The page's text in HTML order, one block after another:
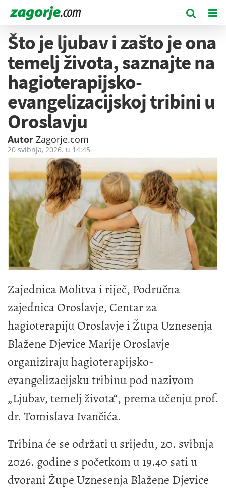
Što je ljubav i zašto je ona
temelj života, saznajte na
hagioterapijsko-
evangelizacijskoj tribini u
Oroslavju
Autor Zagorje.com
20 svibnja, 2026. u 14:45
Zajednica Molitva i riječ, Područna
zajednica Oroslavje, Centar za
hagioterapiju Oroslavje i Župa Uznesenja
Blažene Djevice Marije Oroslavje
organiziraju hagioterapijsko-
evangelizacijsku tribinu pod nazivom
„Ljubav, temelj života“, prema učenju prof.
dr. Tomislava Ivančića.
Tribina će se održati u srijedu, 20. svibnja
2026. godine s početkom u 19.40 sati u
dvorani Župe Uznesenja Blažene Djevice